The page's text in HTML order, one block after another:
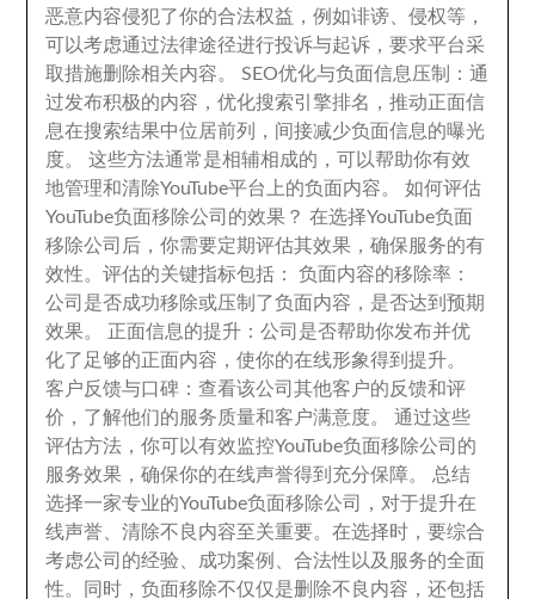
恶意内容侵犯了你的合法权益 ，例如诽谤 、侵权等 ，
可以考虑通过法律途径进行投诉与起诉 ，要求平台采
取措施删除相关内容。SEO优化与负面信息压制 ：通
过发布积极的内容 ，优化搜索引擎排名 ，推动正面信
息在搜索结果中位居前列
， 间接减少负面信息的曝光
度。这些方法通常是相辅相成的 ， 可以帮助你有效
地管理和清除YouTube平台上的负面内容。如何评估
YouTube负面移除公司的效果？ 在选择YouTube负面
移除公司后 ，你需要定期评估其效果 ，确保服务的有
效性。评估的关键指标包括 ：负面内容的移除率 ：
公司是否成功移除或压制了负面内容 ， 是否达到预期
效果。 正面信息的提升 ：公司是否帮助你发布并优
化了足够的正面内容 ，使你的在线形象得到提升。
客户反馈与口碑 ：查看该公司其他客户的反馈和评
价 ， 了解他们的服务质量和客户满意度。通过这些
评估方法 ，你可以有效监控YouTube负面移除公司的
服务效果 ，确保你的在线声誉得到充分保障。 总结
选择一家专业的YouTube负面移除公司
， 对于提升在
线声誉 、清除不良内容至关重要。在选择时 ，要综合
考虑公司的经验
成功案例 、合法性以及服务的全面
性。 同时 ，负面移除不仅仅是删除不良内容 ，还包括